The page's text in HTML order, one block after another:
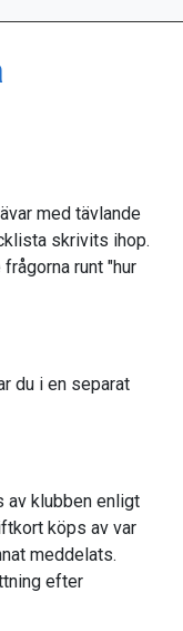
med tävlande
skrivits ihop.
runt "hur
du i en separat
av klubben enligt
köps av var
meddelats.
efter